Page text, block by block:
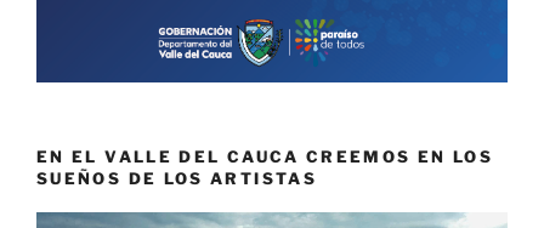
EN EL VALLE DEL CAUCA CREEMOS EN LOS
SUEÑOS DE LOS ARTISTAS